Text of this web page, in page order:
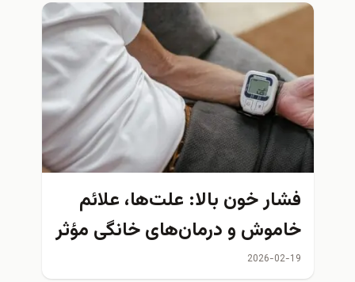
فشار خون بالا: علت‌ها، علائم
خاموش و درمان‌های خانگی مؤثر
| راهنمای صمیمی برای مراقبت
2026-02-19